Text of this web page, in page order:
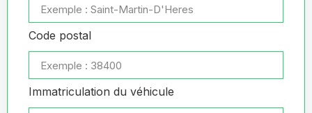
Code postal
Immatriculation du véhicule